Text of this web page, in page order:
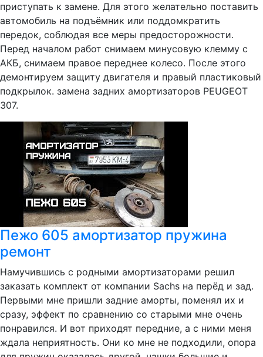
приступать к замене. Для этого желательно поставить
автомобиль на подъёмник или поддомкратить
передок, соблюдая все меры предосторожности.
Перед началом работ снимаем минусовую клемму с
АКБ, снимаем правое переднее колесо. После этого
демонтируем защиту двигателя и правый пластиковый
подкрылок. замена задних амортизаторов PEUGEOT
307.
Пежо 605 амортизатор пружина
ремонт
Намучившись с родными амортизаторами решил
заказать комплект от компании Sachs на перёд и зад.
Первыми мне пришли задние аморты, поменял их и
сразу, эффект по сравнению со старыми мне очень
понравился. И вот приходят передние, а с ними меня
ждала неприятность. Они ко мне не подходили, опора